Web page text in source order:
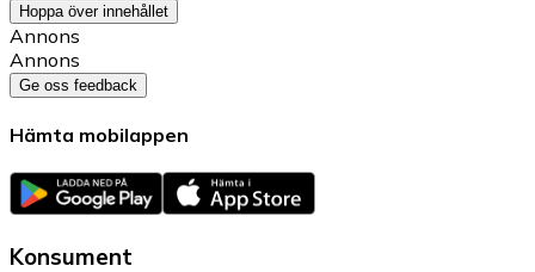
Hoppa över innehållet
Annons
Annons
Ge oss feedback
Hämta mobilappen
Konsument